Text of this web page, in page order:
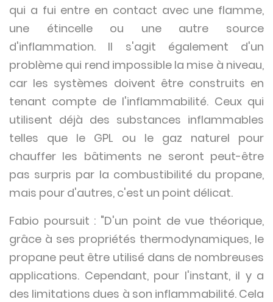
qui a fui entre en contact avec une flamme,
une étincelle ou une autre source
d'inflammation. Il s'agit également d'un
problème qui rend impossible la mise à niveau,
car les systèmes doivent être construits en
tenant compte de l'inflammabilité. Ceux qui
utilisent déjà des substances inflammables
telles que le GPL ou le gaz naturel pour
chauffer les bâtiments ne seront peut-être
pas surpris par la combustibilité du propane,
mais pour d'autres, c'est un point délicat.
Fabio poursuit : "D'un point de vue théorique,
grâce à ses propriétés thermodynamiques, le
propane peut être utilisé dans de nombreuses
applications. Cependant, pour l'instant, il y a
des limitations dues à son inflammabilité. Cela